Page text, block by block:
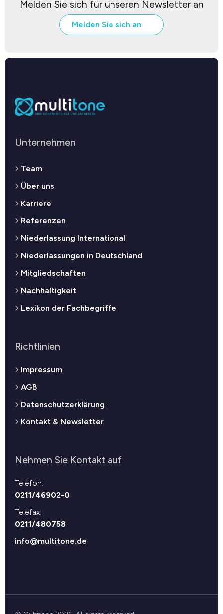
Melden Sie sich für unseren Newsletter an
Melden Sie sich an
Unternehmen
Team
Über uns
Karriere
Referenzen
Niederlassung International
Niederlassungen in Deutschland
Mitgliedschaften
Nachhaltigkeit
Lexikon der Fachbegriffe
Richtlinien
Impressum
AGB
Datenschutzerklärung
Kontakt & Newsletter
Nehmen Sie Kontakt auf
Telefon:
0211/46902-0
Telefax:
0211/480758
info@multitone.de